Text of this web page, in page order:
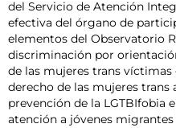
del Servicio de Atención
efectiva del órgano de
elementos del Observatorio
discriminación por
de las mujeres trans
derecho de las mujeres trans
prevención de la LGTBIfobia
atención a jóvenes migrantes